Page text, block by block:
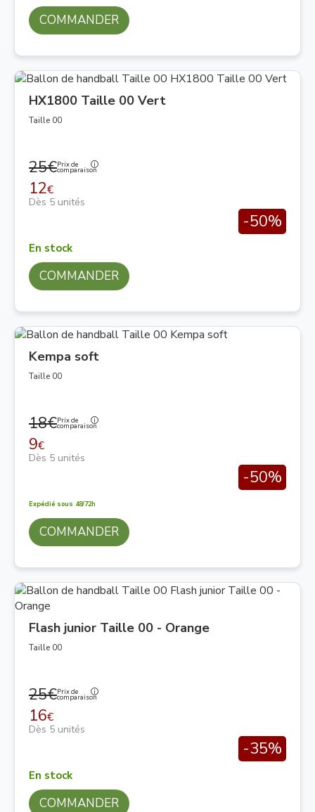
COMMANDER
HX1800 Taille 00 Vert
Taille 00
25€Prix de
comparaison
12€
Dès 5 unités
-50%
En stock
COMMANDER
Kempa soft
Taille 00
18€Prix de
comparaison
9€
Dès 5 unités
-50%
Expédié sous 48/72h
COMMANDER
Flash junior Taille 00 - Orange
Taille 00
25€Prix de
comparaison
16€
Dès 5 unités
-35%
En stock
COMMANDER